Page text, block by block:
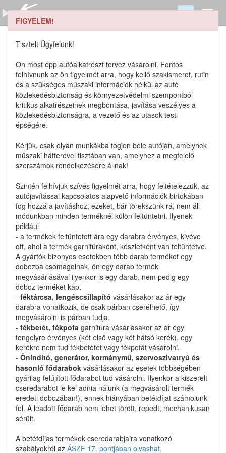
Szerszámkatalógus
Kosár
Alkatrészek
FIGYELEM!
Tisztelt Ügyfelünk!
Ön most épp autóalkatrészt tervez vásárolni. Fontos
felhívnunk az ön figyelmét arra, hogy kellő szakismeret, rutin
és a szükséges műszaki információk nélkül az autó
közlekedésbiztonság és környezetvédelmi szempontból
kritikus alkatrészeinek megbontása, javítása veszélyes a
közlekedésbiztonságra, a vezető és az utasok testi
épségére.
Kérjük, csak olyan munkákba fogjon bele autóján, amelynek
műszaki hátterével tisztában van, amelyhez a megfelelő
szerszámok rendelkezésére állnak!
Szintén felhívjuk szíves figyelmét arra, hogy feltételezzük, az
autójavítással kapcsolatos alapvető információk birtokában
fog hozzá a javításhoz, ezeket, bár törekszünk rá, nem áll
módunkban minden terméknél külön feltüntetni. Ilyenek
például
- a termékek feltüntetett ára egy darabra érvényes, kivéve
ott, ahol a termék garnitúraként, készletként van feltüntetve.
A gyártók bizonyos esetekben több darab terméket egy
dobozba csomagolnak, ön egy darab termék
megvásárlásával ilyenkor is egy darab, nem pedig egy
doboz terméket kap.
- féktárcsa, lengéscsillapító vásárlásakor az ár egy
darabra vonatkozik, de csak párban cserélhető, így
megvásárolni is párban tudja.
- fékbetét, fékpofa garnitúra vásárlásakor az ár egy
tengelyre érvényes (két első vagy két hátsó kerék), egy
kerékre nem tud fékbetétet vagy fékpofát vásárolni.
- Önindító, generátor, kormánymű, szervoszivattyú és
hasonló fődarabok vásárlásakor az esetek többségében
gyárilag felújított fődarabot tud vásárolni. Ilyenkor a kiszerelt
cseredarabot le kel adnia nálunk (a megvásárolt termék
eredeti dobozában!), ennek hiányában betétdíjat számolunk
fel. A leadott fődarab nem lehet törött, repedt, mechanikusan
sérült.
A betétdíjas termékek cseredarabjaira vonatkozó
szabályokról az ÁSZF 17. pontjában olvashat.
4840080G00T01 keresése
0 1
Részletes keresés
Katalógusban szereplő termékek
Katalógusban nem szereplő termékek
Nem találtunk ilyen katalógus-terméket.
4840080G00T01 keresése
Kapcsolat
Hogyan keressek?
Segítség
Nyomtatványok